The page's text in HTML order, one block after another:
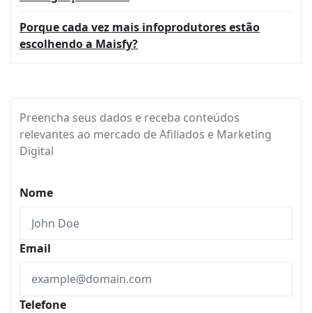
Porque cada vez mais infoprodutores estão
escolhendo a Maisfy?
Preencha seus dados e receba conteúdos
relevantes ao mercado de Afiliados e Marketing
Digital
Nome
Email
Telefone